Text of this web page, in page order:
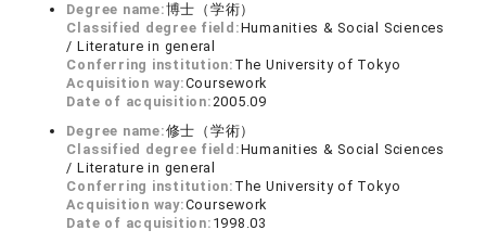
Degree name:博士（学術）
Classified degree field:Humanities & Social Sciences
/ Literature in general
Conferring institution: The University of Tokyo
Acquisition way:Coursework
Date of acquisition:2005.09
Degree name:修士（学術）
Classified degree field:Humanities & Social Sciences
/ Literature in general
Conferring institution: The University of Tokyo
Acquisition way:Coursework
Date of acquisition: 1998.03